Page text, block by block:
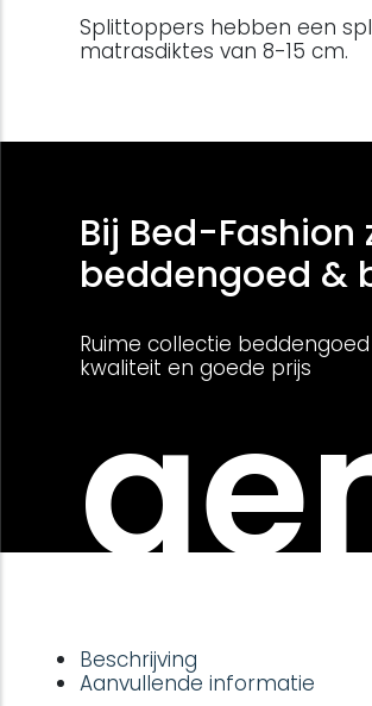
Splittoppers hebben een
matrasdiktes van 8-15 cm.
Bij Bed-
beddengoed &
Ruime collectie
kwaliteit en goede prijs
Beschrijving
Aanvullende informatie